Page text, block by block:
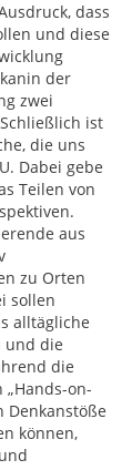
dass
und diese
der
zwei
ist
die uns
Dabei gebe
Teilen von
aus
zu Orten
sollen
alltägliche
und die
die
on-
Denkanstöße
können,